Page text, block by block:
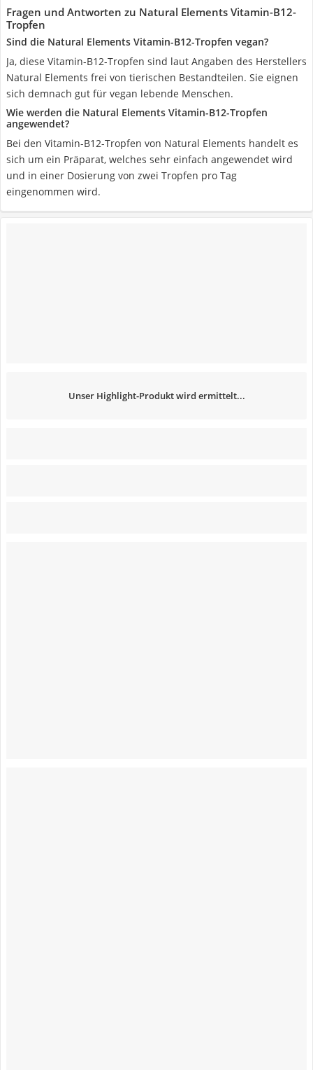
Fragen und Antworten zu Natural Elements Vitamin-B12-
Tropfen
Sind die Natural Elements Vitamin-B12-Tropfen vegan?
Ja, diese Vitamin-B12-Tropfen sind laut Angaben des Herstellers
Natural Elements frei von tierischen Bestandteilen. Sie eignen
sich demnach gut für vegan lebende Menschen.
Wie werden die Natural Elements Vitamin-B12-Tropfen
angewendet?
Bei den Vitamin-B12-Tropfen von Natural Elements handelt es
sich um ein Präparat, welches sehr einfach angewendet wird
und in einer Dosierung von zwei Tropfen pro Tag
eingenommen wird.
Unser Highlight-Produkt wird ermittelt...